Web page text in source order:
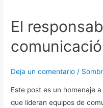
El
Deja un comentario /
Este post es un homenaje
que lideran equipos de